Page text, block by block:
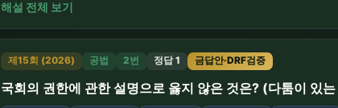
제2항). 그 후 1980년 제8차 개정헌법은 국가가 근로자의 적정
정헌법(현행헌법)은 여기에서 더 나아가 국가가 법률이 …
해설 전체 보기
제15회 (2026) 공법 2번 정답 1 금답안·DRF검증
국회의 권한에 관한 설명으로 옳지 않은 것은? (다툼이 있